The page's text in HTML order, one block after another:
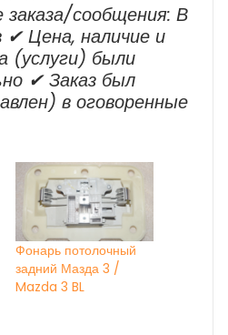
заказа/сообщения: В
✔ Цена, наличие и
(услуги) были
✔ Заказ был
в оговоренные
Фонарь потолочный
задний Мазда 3 /
Mazda 3 BL